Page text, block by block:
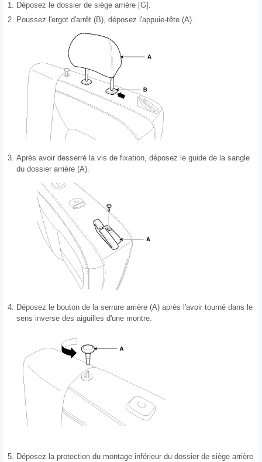
1. Déposez le dossier de siège arrière [G].
2. Poussez l'ergot d'arrêt (B), déposez l'appuie-tête (A).
3. Après avoir desserré la vis de fixation, déposez le guide de la sangle
du dossier arrière (A).
4. Déposez le bouton de la serrure arrière (A) après l'avoir tourné dans le
sens inverse des aiguilles d'une montre.
5. Déposez la protection du montage inférieur du dossier de siège arrière